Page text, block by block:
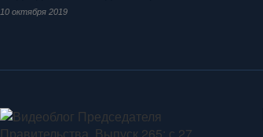
10 октября 2019